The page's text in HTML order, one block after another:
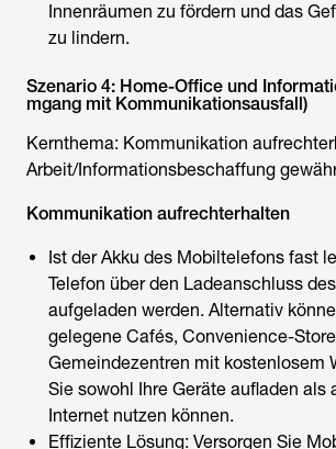
Innenräumen zu fördern und das
zu lindern.
Szenario 4: Home-Office und
mgang mit Kommunikationsausfall)
Kernthema: Kommunikation
Arbeit/Informationsbeschaffung
Kommunikation aufrechterhalten
Ist der Akku des Mobiltelefons fast
Telefon über den Ladeanschluss
aufgeladen werden. Alternativ
gelegene Cafés, Convenience-
Gemeindezentren mit kostenlosem
Sie sowohl Ihre Geräte aufladen als
Internet nutzen können.
Effiziente Lösung: Versorgen Sie